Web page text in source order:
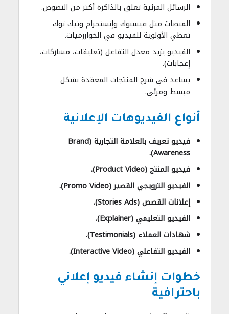
الرسائل المرئية تعلق بالذاكرة أكثر من النصوص.
المنصات مثل فيسبوك وإنستجرام وتيك توك
تعطي الأولوية للفيديو في الخوارزميات.
الفيديو يزيد معدل التفاعل (تعليقات، مشاركات،
إعجابات).
يساعد في شرح المنتجات المعقدة بشكل
مبسط ومرئي.
أنواع الفيديوهات الإعلانية
فيديو تعريف بالعلامة التجارية (Brand
Awareness).
فيديو المنتج (Product Video).
الفيديو الترويجي القصير (Promo Video).
إعلانات القصص (Stories Ads).
الفيديو التعليمي (Explainer).
شهادات العملاء (Testimonials).
الفيديو التفاعلي (Interactive Video).
خطوات إنشاء فيديو إعلاني
باحترافية